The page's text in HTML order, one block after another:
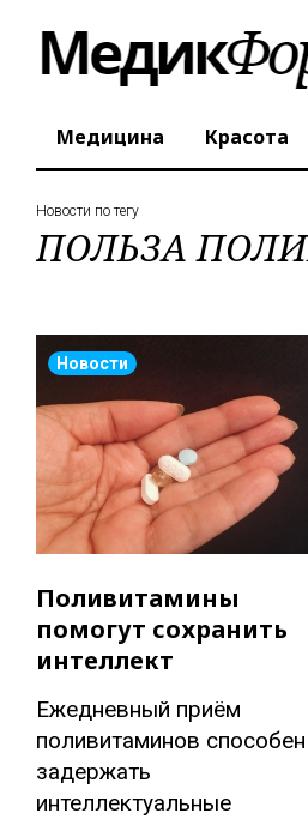
Медицина Красота
Новости по тегу
ПОЛЬЗА
Новости
Поливитамины
помогут сохранить
интеллект
Ежедневный приём
поливитаминов способен
задержать
интеллектуальные